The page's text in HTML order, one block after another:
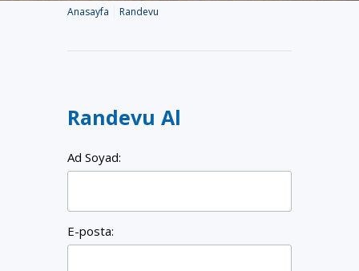
Anasayfa Randevu
Randevu Al
Ad Soyad:
E-posta: